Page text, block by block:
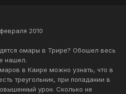
2010
омары в Трире? Обошел весь
нашел.
в Каире можно узнать, что в
треугольник, при попадании в
урон. Сколько не